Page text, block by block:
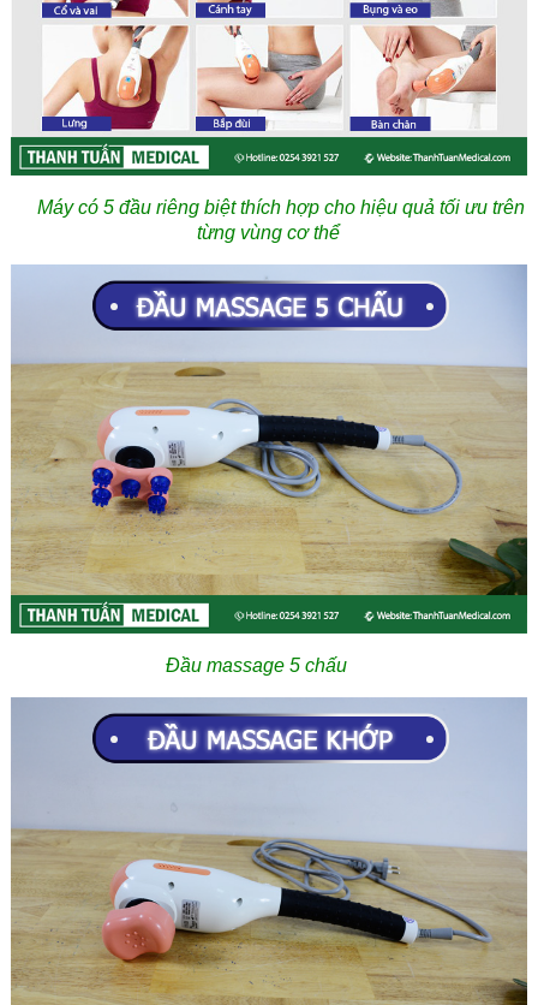
Máy có 5 đầu riêng biệt thích hợp cho hiệu quả tối ưu trên
từng vùng cơ thể
Đầu massage 5 chấu